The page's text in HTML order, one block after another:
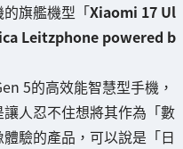
旗艦機型「Xiaomi 17 Ul
Leitzphone powered b
5的高效能智慧型手機，
人忍不住想將其作為「數
驗的產品，可以說是「日